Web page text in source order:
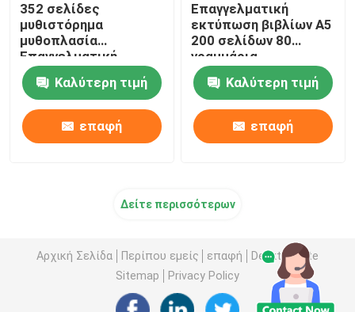
352 σελίδες
μυθιστόρημα
μυθοπλασία
Επαγγελματική
εκτύπωση βιβλίων
Υπηρεσίες
εκτύπωσης οφσέτ
80gm
Καλύτερη τιμή
επαφή
Επαγγελματική
εκτύπωση βιβλίων A5
200 σελίδων 80
γραμμάρια
Καλύτερη τιμή
επαφή
Δείτε περισσότερων
Αρχική Σελίδα Περίπου εμείς επαφή
Desktop Site
Sitemap
Privacy Policy